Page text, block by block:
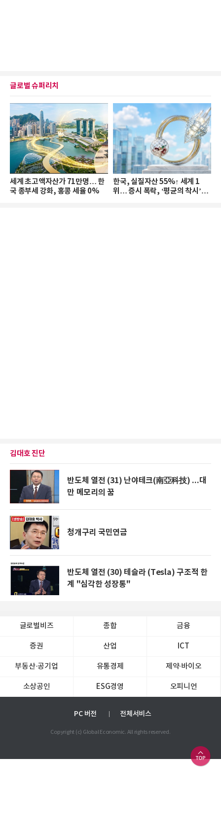
글로벌 슈퍼리치
세계 초고액자산가 71만명… 한
국 종부세 강화, 홍콩 세율 0%
한국, 실질자산 55%↑ 세계 1
위… 증시 폭락, ‘평균의 착시’와
김대호 진단
반도체 열전 (31) 난야테크(南亞科技) ...대
만 메모리의 꿈
청개구리 국민연금
반도체 열전 (30) 테슬라 (Tesla) 구조적 한
계 "심각한 성장통"
글로벌비즈 종합 금융
증권 산업 ICT
부동산·공기업 유통경제 제약∙바이오
소상공인 ESG경영 오피니언
PC 버전 전체서비스
Copyright (c) Global Economic. All rights reserved.